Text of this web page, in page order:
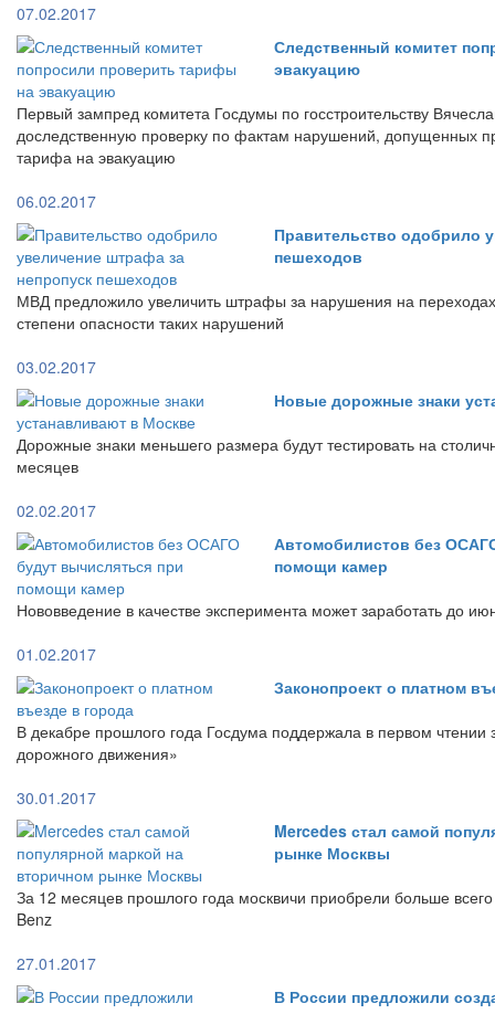
07.02.2017
Следственный комитет
эвакуацию
Первый зампред комитета Госдумы по госстроительству
доследственную проверку по фактам нарушений, допущенных
тарифа на эвакуацию
06.02.2017
Правительство одобрило
пешеходов
МВД предложило увеличить штрафы за нарушения на
степени опасности таких нарушений
03.02.2017
Новые дорожные знаки
Дорожные знаки меньшего размера будут тестировать на
месяцев
02.02.2017
Автомобилистов без
помощи камер
Нововведение в качестве эксперимента может заработать до
01.02.2017
Законопроект о платном
В декабре прошлого года Госдума поддержала в первом чтении
дорожного движения»
30.01.2017
Mercedes стал самой
рынке Москвы
За 12 месяцев прошлого года москвичи приобрели больше
Benz
27.01.2017
В России предложили